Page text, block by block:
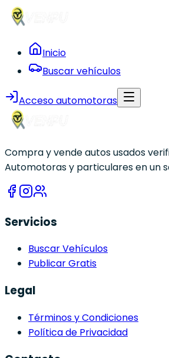
Inicio
Buscar vehículos
Acceso automotoras
Compra y vende autos usados
Automotoras y particulares en un
Servicios
Buscar Vehículos
Publicar Gratis
Legal
Términos y Condiciones
Política de Privacidad